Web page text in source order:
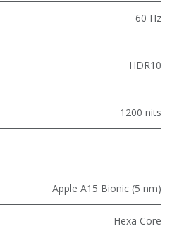
60 Hz
HDR10
1200 nits
Apple A15 Bionic (5 nm)
Hexa Core